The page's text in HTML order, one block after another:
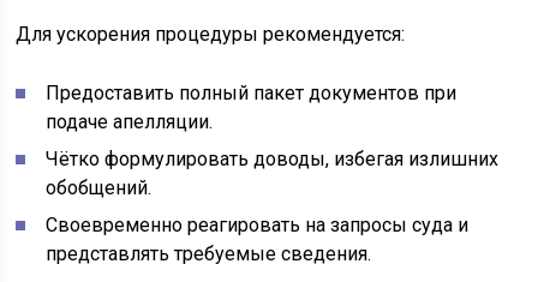
Для ускорения процедуры рекомендуется:
Предоставить полный пакет документов при
подаче апелляции.
Чётко формулировать доводы, избегая излишних
обобщений.
Своевременно реагировать на запросы суда и
представлять требуемые сведения.